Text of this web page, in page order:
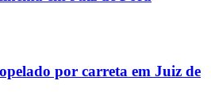
por carreta em Juiz de